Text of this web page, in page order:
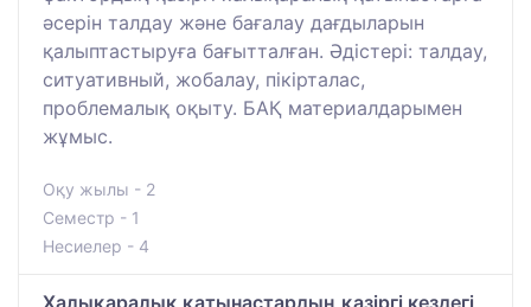
әсерін талдау және бағалау дағдыларын
қалыптастыруға бағытталған. Әдістері: талдау,
ситуативный, жобалау, пікірталас,
проблемалық оқыту. БАҚ материалдарымен
жұмыс.
Оқу жылы - 2
Семестр - 1
Несиелер - 4
Халықаралық қатынастардың қазіргі кездегі